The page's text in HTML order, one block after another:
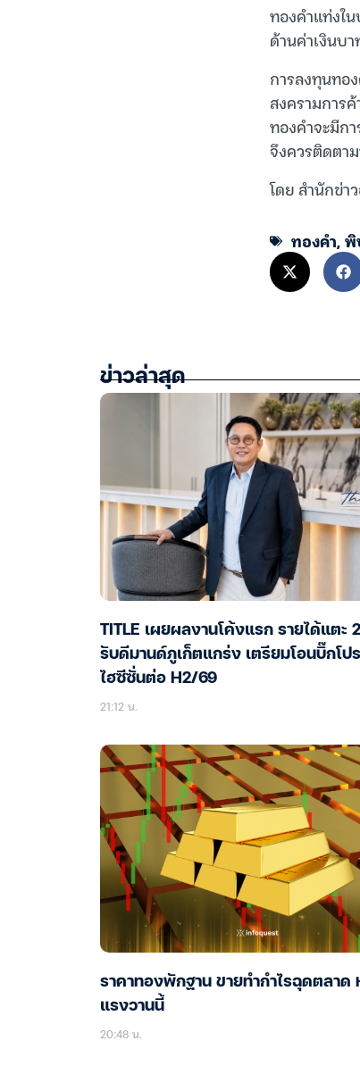
ทองคำแท่งใ
ด้านค่าเงินบ
การลงทุนทอ
สงครามการ
ทองคำจะมีก
จึงควรติดตา
โดย สำนักข่า
ทองคำ,พิ
ข่าวล่าสุด
TITLE เผยผลงานโค้งแรก รายได้แตะ
รับดีมานด์ภูเก็ตแกร่ง เตรียมโอนบิ๊กโป
ไฮซีซั่นต่อ H2/69
21:12 น.
ราคาทองพักฐาน ขายทำกำไรฉุดตลาด
แรงวานนี้
20:48 น.